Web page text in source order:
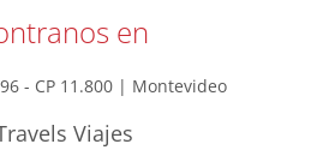
en
- CP 11.800 | Montevideo
Viajes